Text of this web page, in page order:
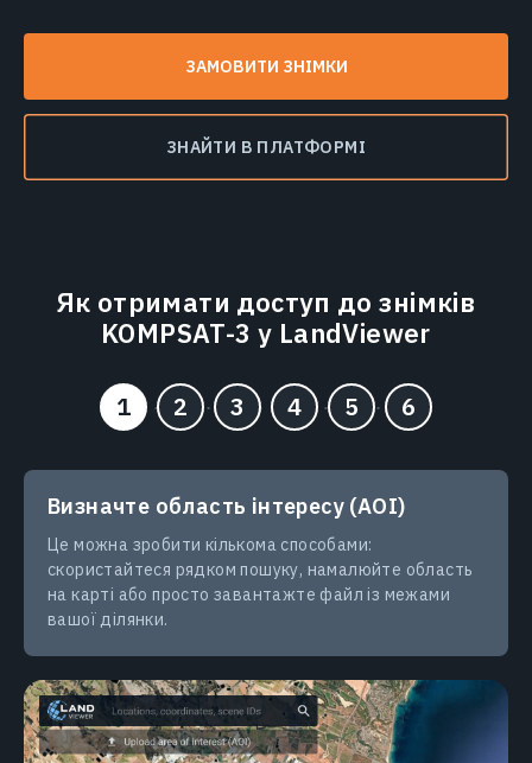
ЗАМОВИТИ ЗНІМКИ
ЗНАЙТИ В ПЛАТФОРМІ
Як отримати доступ до знімків
KOMPSAT-3 у LandViewer
Визначте область інтересу (AOI)
Це можна зробити кількома способами:
скористайтеся рядком пошуку, намалюйте область
на карті або просто завантажте файл із межами
вашої ділянки.